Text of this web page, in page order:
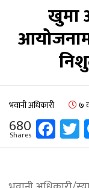
खुमा
भवानी अधिकारी ७
680
Shares